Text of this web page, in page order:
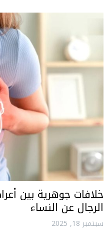
خلافات جوهرية بين
الرجال عن النساء
سبتمبر 18, 2025